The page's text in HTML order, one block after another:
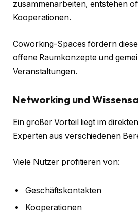
zusammenarbeiten, entstehen
Kooperationen.
Coworking-Spaces fördern
offene Raumkonzepte und
Veranstaltungen.
Networking und
Ein großer Vorteil liegt im
Experten aus verschiedenen
Viele Nutzer profitieren von:
Geschäftskontakten
Kooperationen